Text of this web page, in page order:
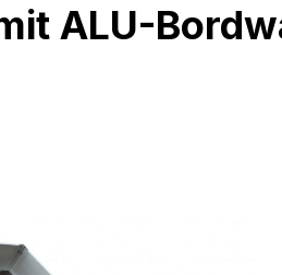
ALU-